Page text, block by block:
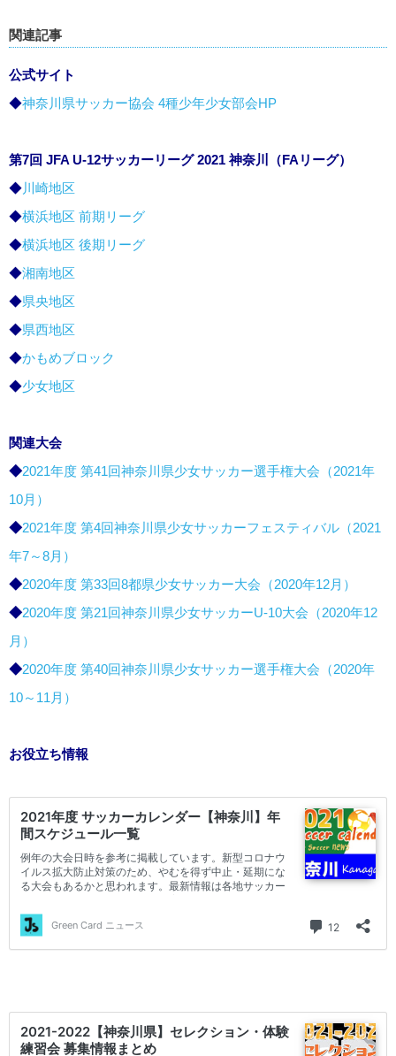
関連記事
公式サイト
◆神奈川県サッカー協会 4種少年少女部会HP
第7回 JFA U-12サッカーリーグ 2021 神奈川（FAリーグ）
◆川崎地区
◆横浜地区 前期リーグ
◆横浜地区 後期リーグ
◆湘南地区
◆県央地区
◆県西地区
◆かもめブロック
◆少女地区
関連大会
◆2021年度 第41回神奈川県少女サッカー選手権大会（2021年
10月）
◆2021年度 第4回神奈川県少女サッカーフェスティバル（2021
年7～8月）
◆2020年度 第33回8都県少女サッカー大会（2020年12月）
◆2020年度 第21回神奈川県少女サッカーU-10大会（2020年12
月）
◆2020年度 第40回神奈川県少女サッカー選手権大会（2020年
10～11月）
お役立ち情報